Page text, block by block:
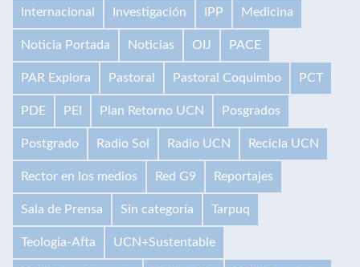
Internacional Investigación IPP Medicina
Noticia Portada Noticias OIJ PACE
PAR Explora Pastoral Pastoral Coquimbo PCT
PDE PEI Plan Retorno UCN Posgrados
Postgrado Radio Sol Radio UCN Recicla UCN
Rector en los medios Red G9 Reportajes
Sala de Prensa Sin categoría Tarpuq
Teología-Afta UCN+Sustentable